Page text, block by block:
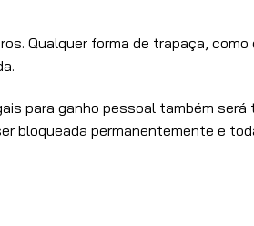
Qualquer forma de trapaça,
para ganho pessoal também
bloqueada permanentemente e